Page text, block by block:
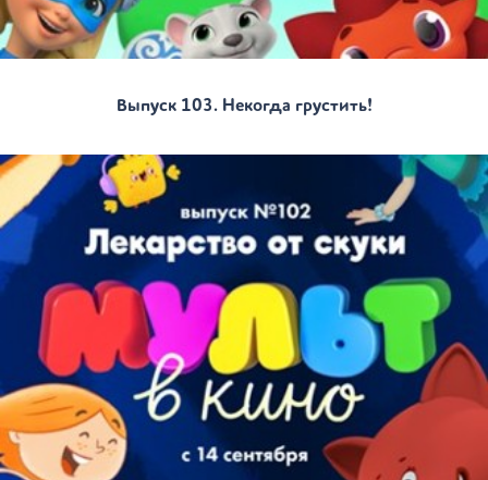
Выпуск 103. Некогда грустить!